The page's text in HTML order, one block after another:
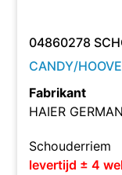
04860278
CANDY/
Fabrikant
HAIER
Schouderriem
levertijd ± 4